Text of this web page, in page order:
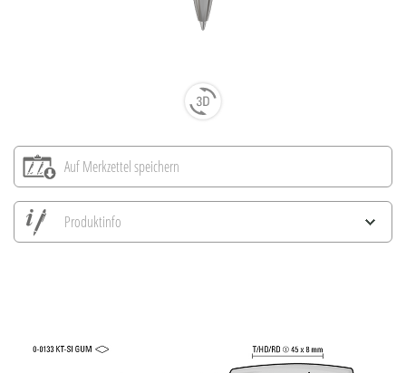
Auf Merkzettel speichern
Produktinfo